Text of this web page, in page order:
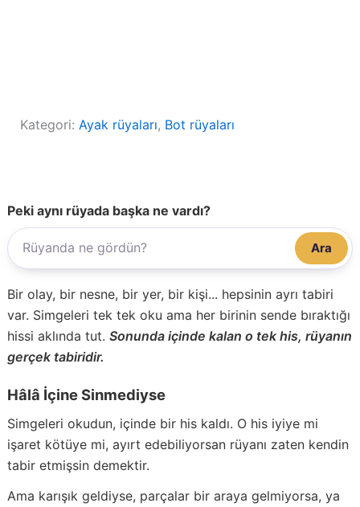
Kategori: Ayak rüyaları, Bot rüyaları
Peki aynı rüyada başka ne vardı?
Ara
Bir olay, bir nesne, bir yer, bir kişi... hepsinin ayrı tabiri
var. Simgeleri tek tek oku ama her birinin sende bıraktığı
hissi aklında tut. Sonunda içinde kalan o tek his, rüyanın
gerçek tabiridir.
Hâlâ İçine Sinmediyse
Simgeleri okudun, içinde bir his kaldı. O his iyiye mi
işaret kötüye mi, ayırt edebiliyorsan rüyanı zaten kendin
tabir etmişsin demektir.
Ama karışık geldiyse, parçalar bir araya gelmiyorsa, ya